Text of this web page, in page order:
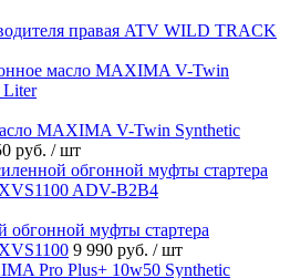
правая ATV WILD TRACK
MAXIMA V-Twin Synthetic
руб. / шт
обгонной муфты стартера
9 990 руб. / шт